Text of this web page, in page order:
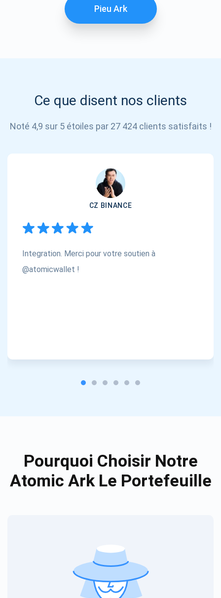
Pieu Ark
Ce que disent nos clients
Noté 4,9 sur 5 étoiles par 27 424 clients satisfaits !
CZ BINANCE
Integration. Merci pour votre soutien à
@atomicwallet !
Pourquoi Choisir Notre
Atomic Ark Le Portefeuille